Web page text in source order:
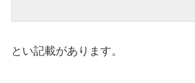
とい記載があります。